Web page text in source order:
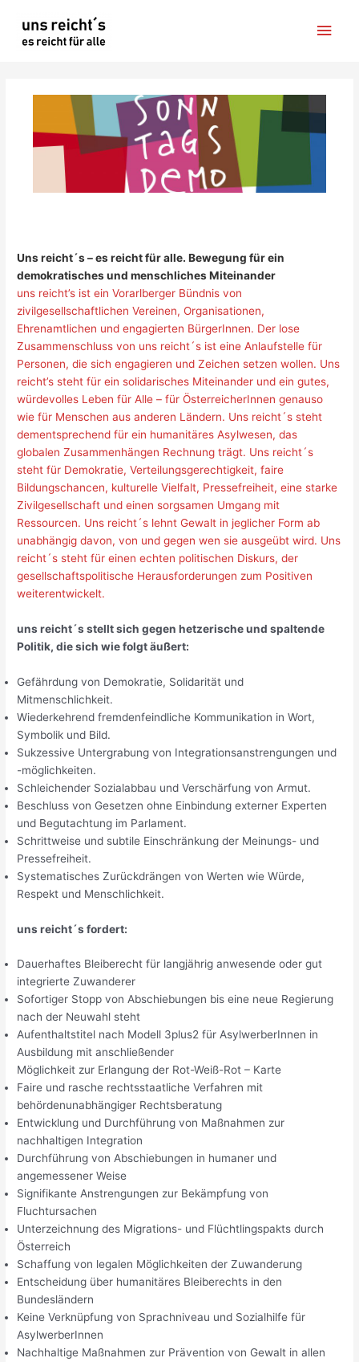
Inhalt
springen
Uns reicht´s – es reicht für alle. Bewegung für ein
demokratisches und menschliches Miteinander
uns reicht’s ist ein Vorarlberger Bündnis von
zivilgesellschaftlichen Vereinen, Organisationen,
Ehrenamtlichen und engagierten BürgerInnen. Der lose
Zusammenschluss von uns reicht´s ist eine Anlaufstelle für
Personen, die sich engagieren und Zeichen setzen wollen. Uns
reicht’s steht für ein solidarisches Miteinander und ein gutes,
würdevolles Leben für Alle – für ÖsterreicherInnen genauso
wie für Menschen aus anderen Ländern. Uns reicht´s steht
dementsprechend für ein humanitäres Asylwesen, das
globalen Zusammenhängen Rechnung trägt. Uns reicht´s
steht für Demokratie, Verteilungsgerechtigkeit, faire
Bildungschancen, kulturelle Vielfalt, Pressefreiheit, eine starke
Zivilgesellschaft und einen sorgsamen Umgang mit
Ressourcen. Uns reicht´s lehnt Gewalt in jeglicher Form ab
unabhängig davon, von und gegen wen sie ausgeübt wird. Uns
reicht´s steht für einen echten politischen Diskurs, der
gesellschaftspolitische Herausforderungen zum Positiven
weiterentwickelt.
uns reicht´s stellt sich gegen hetzerische und spaltende
Politik, die sich wie folgt äußert:
Gefährdung von Demokratie, Solidarität und
Mitmenschlichkeit.
Wiederkehrend fremdenfeindliche Kommunikation in Wort,
Symbolik und Bild.
Sukzessive Untergrabung von Integrationsanstrengungen und
-möglichkeiten.
Schleichender Sozialabbau und Verschärfung von Armut.
Beschluss von Gesetzen ohne Einbindung externer Experten
und Begutachtung im Parlament.
Schrittweise und subtile Einschränkung der Meinungs- und
Pressefreiheit.
Systematisches Zurückdrängen von Werten wie Würde,
Respekt und Menschlichkeit.
uns reicht´s fordert:
Dauerhaftes Bleiberecht für langjährig anwesende oder gut
integrierte Zuwanderer
Sofortiger Stopp von Abschiebungen bis eine neue Regierung
nach der Neuwahl steht
Aufenthaltstitel nach Modell 3plus2 für AsylwerberInnen in
Ausbildung mit anschließender
Möglichkeit zur Erlangung der Rot-Weiß-Rot – Karte
Faire und rasche rechtsstaatliche Verfahren mit
behördenunabhängiger Rechtsberatung
Entwicklung und Durchführung von Maßnahmen zur
nachhaltigen Integration
Durchführung von Abschiebungen in humaner und
angemessener Weise
Signifikante Anstrengungen zur Bekämpfung von
Fluchtursachen
Unterzeichnung des Migrations- und Flüchtlingspakts durch
Österreich
Schaffung von legalen Möglichkeiten der Zuwanderung
Entscheidung über humanitäres Bleiberechts in den
Bundesländern
Keine Verknüpfung von Sprachniveau und Sozialhilfe für
AsylwerberInnen
Nachhaltige Maßnahmen zur Prävention von Gewalt in allen